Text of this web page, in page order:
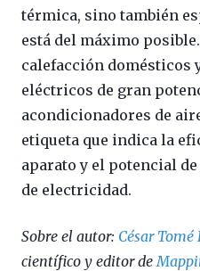
térmica, sino también
está del máximo
calefacción domésticos
eléctricos de gran
acondicionadores de
etiqueta que indica la
aparato y el potencial
de electricidad.
Sobre el autor: César Tomé
científico y editor de